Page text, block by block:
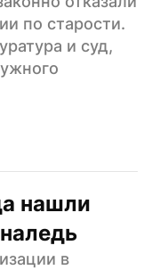
по старости.
и суд,
нашли
в